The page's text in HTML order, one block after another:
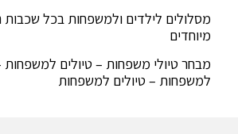
מסלולים לילדים ולמשפחות בכל שכבות
מיוחדים
מבחר טיולי משפחות – טיולים למשפחות –
למשפחות – טיולים למשפחות